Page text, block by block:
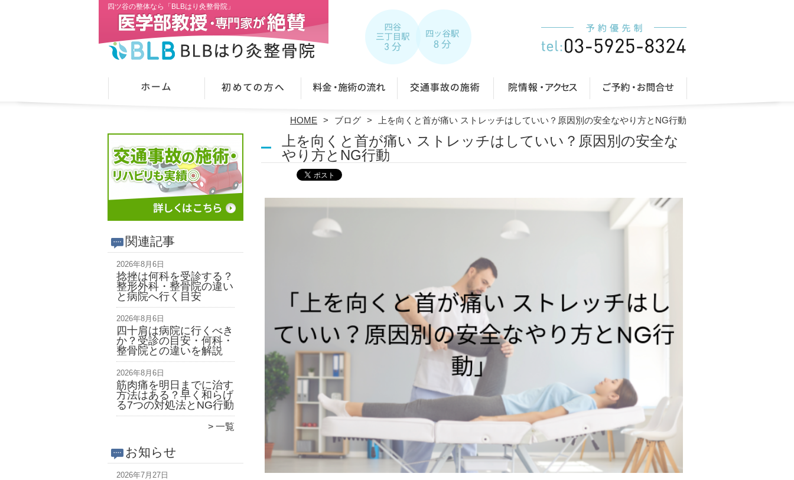
四ツ谷の整体なら「BLBはり灸整骨院」
HOME ブログ 上を向くと首が痛い ストレッチはしていい？原因別の安全なやり方とNG行動
関連記事
2026年8月6日
捻挫は何科を受診する？
整形外科・整骨院の違い
と病院へ行く目安
2026年8月6日
四十肩は病院に行くべき
か？受診の目安・何科・
整骨院との違いを解説
2026年8月6日
筋肉痛を明日までに治す
方法はある？早く和らげ
る7つの対処法とNG行動
一覧
お知らせ
2026年7月27日
上を向くと首が痛い ストレッチはしていい？原因別の安全な
やり方とNG行動